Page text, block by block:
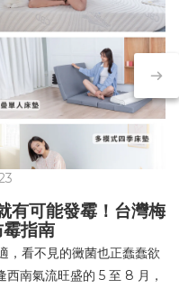
有可能發霉！台灣梅
指南
，看不見的黴菌也正蠢蠢欲
南氣流旺盛的 5 至 8 月，